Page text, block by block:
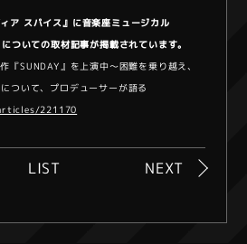
ア スパイス』に音楽座ミュージカル
ついての取材記事が掲載されています。
『SUNDAY』を上演中～困難を乗り越え、
ついて、プロデューサーが語る
221170
LIST NEXT